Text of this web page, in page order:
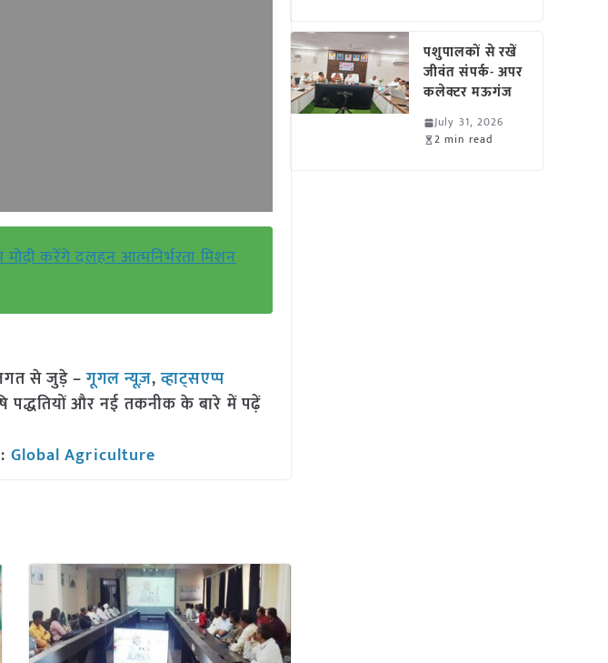
करेंगे दलहन आत्मनिर्भरता मिशन
से जुड़े –गूगल न्यूज़,व्हाट्सएप्प
पद्धतियों और नई तकनीक के बारे में पढ़ें
Global Agriculture
पशुपालकों से रखें
जीवंत संपर्क- अपर
कलेक्टर मऊगंज
July 31, 2026
2 min read